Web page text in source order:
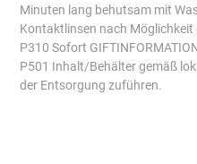
Minuten lang behutsam mit
Kontaktlinsen nach Möglichkeit
P310 Sofort
P501 Inhalt/Behälter gemäß
der Entsorgung zuführen.